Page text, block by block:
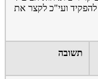
ועי"כ לקצר את
תשובה